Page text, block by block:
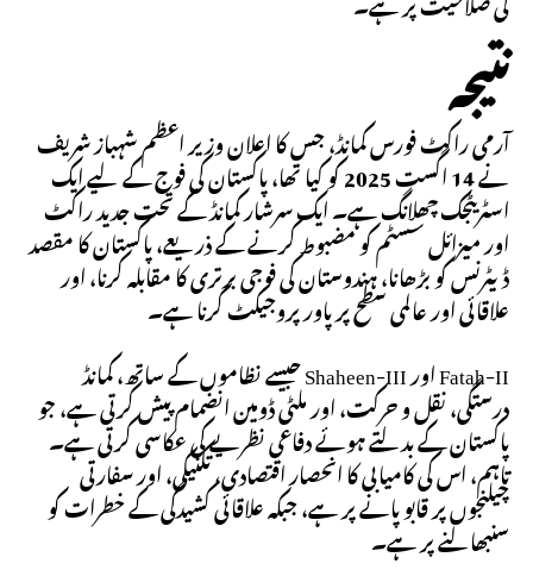
نتیجہ
آرمی راکٹ فورس کمانڈ، جس کا اعلان وزیر اعظم شہباز شریف
نے 14 اگست 2025 کو کیا تھا، پاکستان کی فوج کے لیے ایک
اسٹریٹجک چھلانگ ہے۔ ایک سرشار کمانڈ کے تحت جدید راکٹ
اور میزائل سسٹم کو مضبوط کرنے کے ذریعے، پاکستان کا مقصد
ڈیٹرنس کو بڑھانا، ہندوستان کی فوجی برتری کا مقابلہ کرنا، اور
علاقائی اور عالمی سطح پر پاور پروجیکٹ کرنا ہے۔
Fatah-II اور Shaheen-III جیسے نظاموں کے ساتھ، کمانڈ
درستگی، نقل و حرکت، اور ملٹی ڈومین انضمام پیش کرتی ہے، جو
پاکستان کے بدلتے ہوئے دفاعی نظریے کی عکاسی کرتی ہے۔
تاہم، اس کی کامیابی کا انحصار اقتصادی، تکنیکی، اور سفارتی
چیلنجوں پر قابو پانے پر ہے، جبکہ علاقائی کشیدگی کے خطرات کو
سنبھالنے پر ہے۔